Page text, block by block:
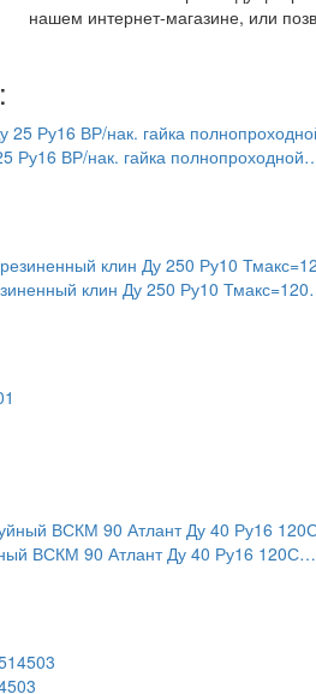
нашем интернет-магазине, или
Ру16 ВР/нак. гайка
клин Ду 250 Ру10
ВСКМ 90 Атлант Ду 40 Ру16 120С…